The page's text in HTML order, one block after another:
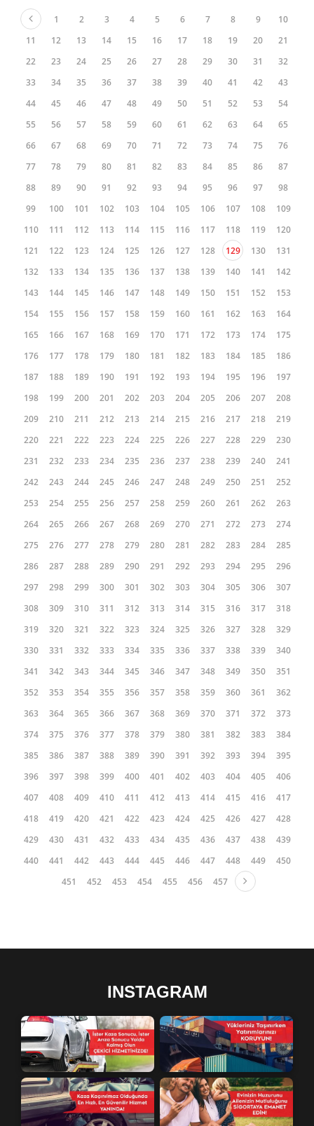
1 2 3 4 5 6 7 8 9
10
11
12 13 14 15 16 17 18 19 20
21
22
23 24 25 26 27 28 29 30 31
32
33
34 35 36 37 38 39 40 41 42
43
44
45 46 47 48 49 50 51 52 53
54
55
56 57 58 59 60 61 62 63 64
65
66
67 68 69 70 71 72 73 74 75
76
77
78 79 80 81 82 83 84 85 86
87
88
89 90 91 92 93 94 95 96 97
98
99
100 101 102 103 104 105 106 107 108
109
110
111 112 113 114 115 116 117 118 119
120
121
122 123 124 125 126 127 128 129 130
131
132
133 134 135 136 137 138 139 140 141
142
143
144 145 146 147 148 149 150 151 152
153
154
155 156 157 158 159 160 161 162 163
164
165
166 167 168 169 170 171 172 173 174
175
176
177 178 179 180 181 182 183 184 185
186
187
188 189 190 191 192 193 194 195 196
197
198
199 200 201 202 203 204 205 206 207
208
209
210 211 212 213 214 215 216 217 218
219
220
221 222 223 224 225 226 227 228 229
230
231
232 233 234 235 236 237 238 239 240
241
242
243 244 245 246 247 248 249 250 251
252
253
254 255 256 257 258 259 260 261 262
263
264
265 266 267 268 269 270 271 272 273
274
275
276 277 278 279 280 281 282 283 284
285
286
287 288 289 290 291 292 293 294 295
296
297
298 299 300 301 302 303 304 305 306
307
308
309 310 311 312 313 314 315 316 317
318
319
320 321 322 323 324 325 326 327 328
329
330
331 332 333 334 335 336 337 338 339
340
341
342 343 344 345 346 347 348 349 350
351
352
353 354 355 356 357 358 359 360 361
362
363
364 365 366 367 368 369 370 371 372
373
374
375 376 377 378 379 380 381 382 383
384
385
386 387 388 389 390 391 392 393 394
395
396
397 398 399 400 401 402 403 404 405
406
407
408 409 410 411 412 413 414 415 416
417
418
419 420 421 422 423 424 425 426 427
428
429
430 431 432 433 434 435 436 437 438
439
440
441 442 443 444 445 446 447 448 449
450
451
452 453 454 455 456 457
INSTAGRAM